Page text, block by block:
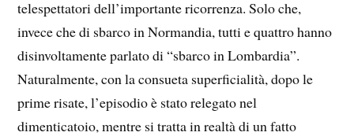
telespettatori dell’importante ricorrenza. Solo che,
invece che di sbarco in Normandia, tutti e quattro hanno
disinvoltamente parlato di “sbarco in Lombardia”.
Naturalmente, con la consueta superficialità, dopo le
prime risate, l’episodio è stato relegato nel
dimenticatoio, mentre si tratta in realtà di un fatto